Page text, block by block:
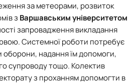
за метеорами, розвиток
з Варшавським університетом
запровадження викладання
Системної роботи потребує
оборони, надання їм допомоги,
супроводу тощо. Колектив
з проханням допомогти в